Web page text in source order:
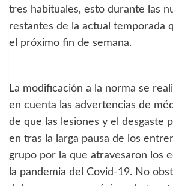
tres habituales, esto durante las
restantes de la actual temporada
el próximo fin de semana.
La modificación a la norma se
en cuenta las advertencias de
de que las lesiones y el desgaste
en tras la larga pausa de los
grupo por la que atravesaron los
la pandemia del Covid-19. No